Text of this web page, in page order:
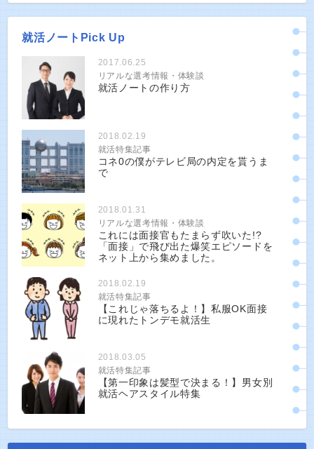
就活ノートPick Up
2017.06.25
リアルな選考情報・体験談
就活ノートの作り方
2018.02.19
就活特集記事
コネ0の僕がテレビ局の内定を貰うま
で
2018.01.31
リアルな選考情報・体験談
これには面接官もたまらず吹いた!?
「面接」で飛び出た爆笑エピソードを
ネット上から集めました。
2018.02.19
就活特集記事
【これじゃ落ちるよ！】私服OK面接
に現れたトンデモ就活生
2018.03.05
就活特集記事
【第一印象は髪型で決まる！】男女別
就活ヘアスタイル特集